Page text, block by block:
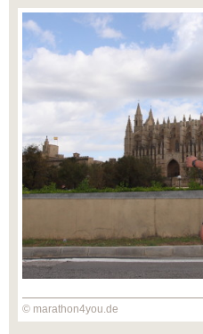
© marathon4you.de